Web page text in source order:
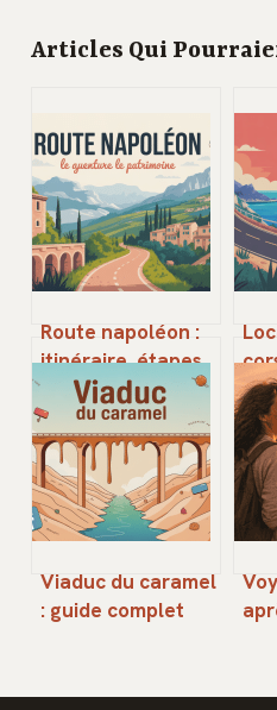
Articles Qui
Route napoléon :
itinéraire, étapes
et conseils pour un
voyage réussi
Viaduc du caramel
: guide complet